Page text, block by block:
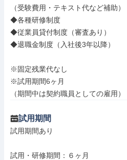
（受験費用・テキスト代など補助）
◆各種研修制度
◆従業員貸付制度（審査あり）
◆退職金制度（入社後3年以降）
※固定残業代なし
※試用期間6ヶ月
（期間中は契約職員としての雇用）
試用期間
試用期間あり
試用・研修期間：６ヶ月